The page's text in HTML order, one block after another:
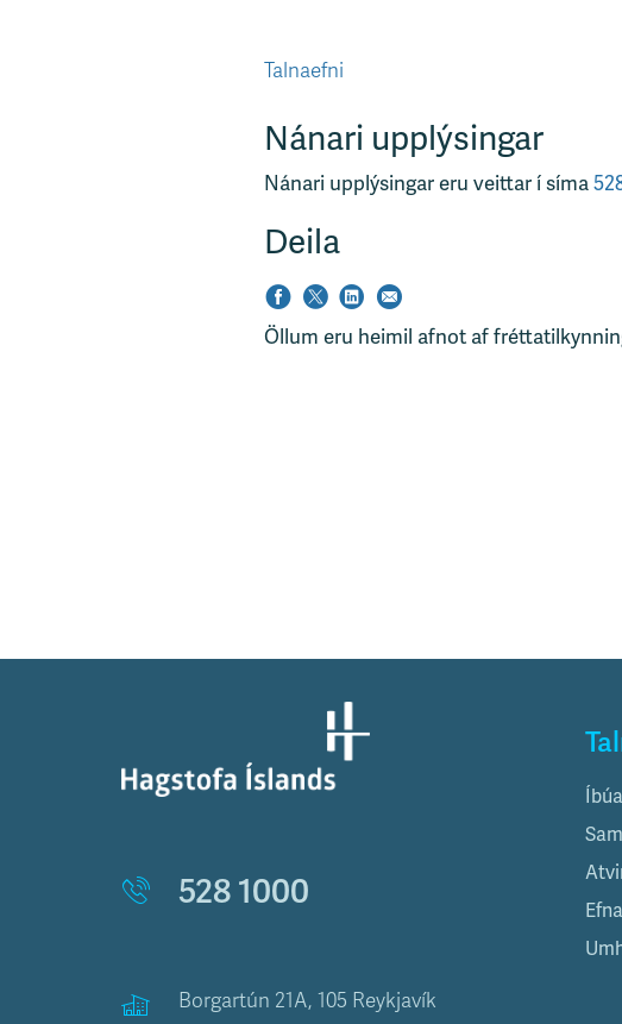
Talnaefni
Nánari upplýsingar
Nánari upplýsingar eru veittar í síma
Deila
Öllum eru heimil afnot af
528 1000
Borgartún 21A, 105 Reykjavík